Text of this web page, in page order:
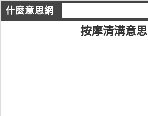
什麼意思網
按摩清溝意思